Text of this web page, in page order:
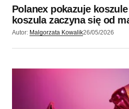
Polanex pokazuje
koszula zaczyna się od
Autor: Malgorzata Kowalik26/05/2026